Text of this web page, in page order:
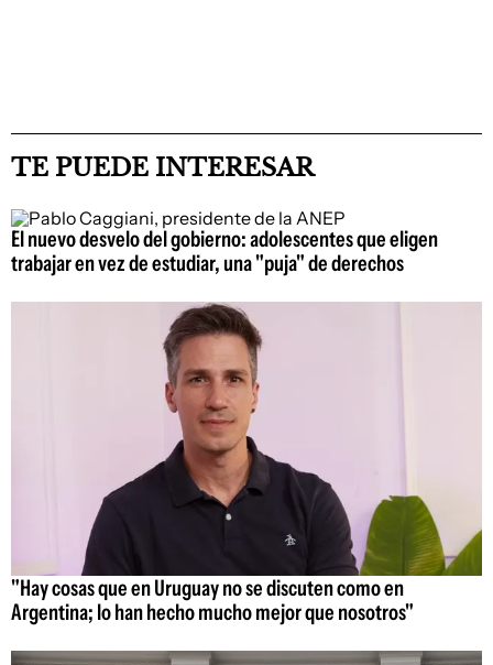
TE PUEDE INTERESAR
El nuevo desvelo del gobierno: adolescentes que eligen
trabajar en vez de estudiar, una "puja" de derechos
"Hay cosas que en Uruguay no se discuten como en
Argentina; lo han hecho mucho mejor que nosotros"